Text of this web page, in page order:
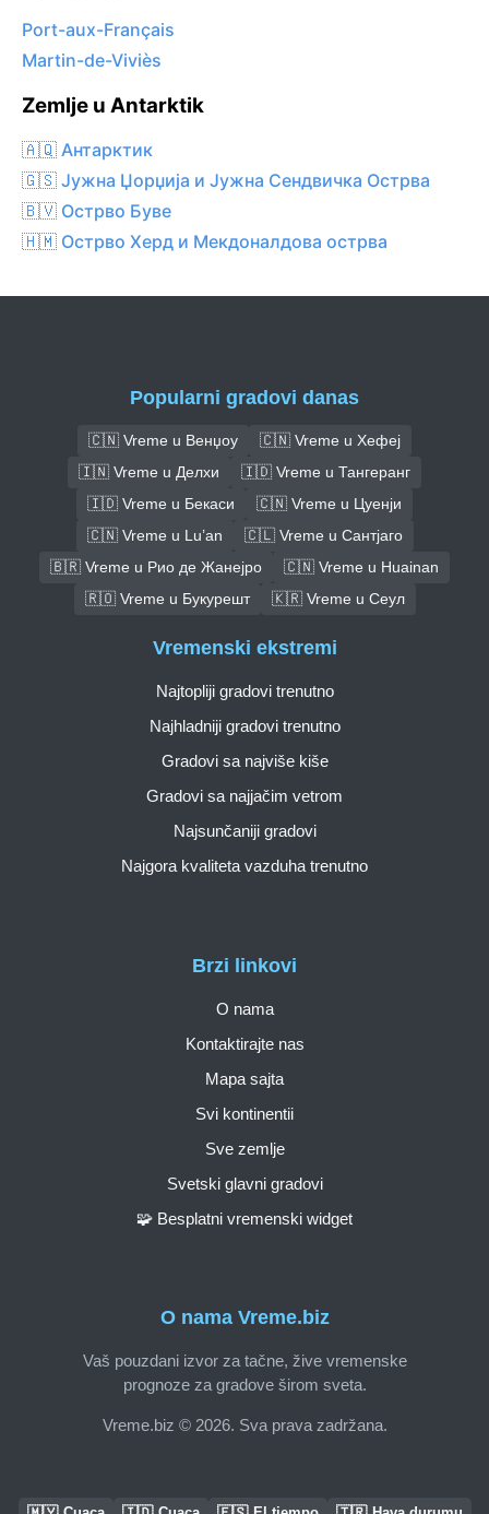
Port-aux-Français
Martin-de-Viviès
Zemlje u Antarktik
🇦🇶 Антарктик
🇬🇸 Јужна Џорџија и Јужна Сендвичка Острва
🇧🇻 Острво Буве
🇭🇲 Острво Херд и Мекдоналдова острва
Popularni gradovi danas
🇨🇳 Vreme u Венџоу
🇨🇳 Vreme u Хефеј
🇮🇳 Vreme u Делхи
🇮🇩 Vreme u Тангеранг
🇮🇩 Vreme u Бекаси
🇨🇳 Vreme u Цуенји
🇨🇳 Vreme u Lu’an
🇨🇱 Vreme u Сантјаго
🇧🇷 Vreme u Рио де Жанејро
🇨🇳 Vreme u Huainan
🇷🇴 Vreme u Букурешт
🇰🇷 Vreme u Сеул
O nama Vreme.biz
Vaš pouzdani izvor za tačne, žive vremenske
prognoze za gradove širom sveta.
Vreme.biz © 2026. Sva prava zadržana.
Brzi linkovi
O nama
Kontaktirajte nas
Mapa sajta
Svi kontinentii
Sve zemlje
Svetski glavni gradovi
🧩 Besplatni vremenski widget
Vremenski ekstremi
Najtopliji gradovi trenutno
Najhladniji gradovi trenutno
Gradovi sa najviše kiše
Gradovi sa najjačim vetrom
Najsunčaniji gradovi
Najgora kvaliteta vazduha trenutno